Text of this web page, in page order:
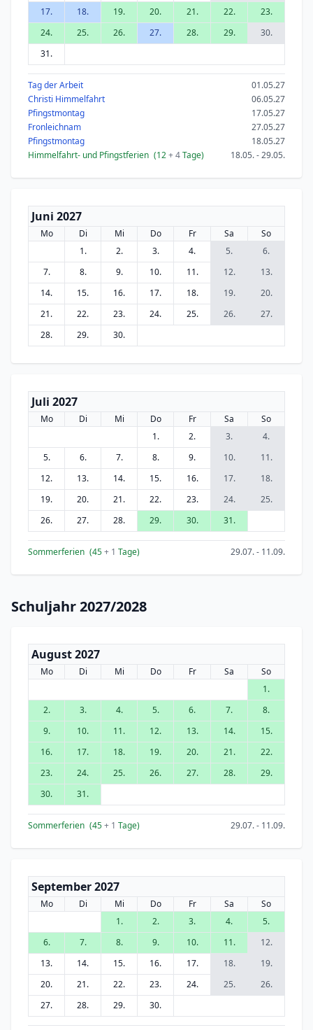
17.
18. 19. 20. 21. 22.
23.
24.
25. 26. 27. 28. 29.
30.
31.
Tag der Arbeit
01.05.27
Christi Himmelfahrt
06.05.27
Pfingstmontag
17.05.27
Fronleichnam
27.05.27
Pfingstmontag
18.05.27
Himmelfahrt- und Pfingstferien (12+ 4Tage) 18.05. - 29.05.
Juni 2027
Mo Di Mi Do Fr Sa
So
1.
2. 3. 4. 5.
6.
7.
8. 9. 10. 11. 12.
13.
14.
15. 16. 17. 18. 19.
20.
21.
22. 23. 24. 25. 26.
27.
28.
29. 30.
Juli 2027
Mo Di Mi Do Fr Sa
So
1.
2. 3.
4.
5.
6. 7. 8. 9. 10.
11.
12.
13. 14. 15. 16. 17.
18.
19.
20. 21. 22. 23. 24.
25.
26.
27. 28. 29. 30. 31.
Sommerferien (45+ 1 Tage) 29.07. - 11.09.
Schuljahr 2027/2028
August 2027
Mo Di Mi Do Fr Sa
So
1.
2.
3. 4. 5. 6. 7.
8.
9.
10. 11. 12. 13. 14.
15.
16.
17. 18. 19. 20. 21.
22.
23.
24. 25. 26. 27. 28.
29.
30.
31.
Sommerferien (45+ 1 Tage) 29.07. - 11.09.
September 2027
Mo Di Mi Do Fr Sa
So
1.
2. 3. 4.
5.
6.
7. 8. 9. 10. 11.
12.
13.
14. 15. 16. 17. 18.
19.
20.
21. 22. 23. 24. 25.
26.
27.
28. 29. 30.